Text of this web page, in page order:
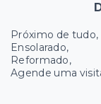
Próximo de tudo,
Ensolarado,
Reformado,
Agende uma